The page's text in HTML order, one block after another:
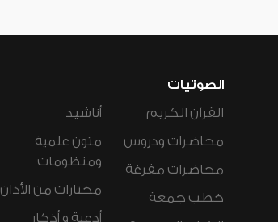
الصوتيات
القرآن الكريم
محاضرات ودروس
محاضرات مفرغة
خطب جمعة
أناشيد
متون علمية
ومنظومات
مختارات من الأذان
أدعية و أذكار